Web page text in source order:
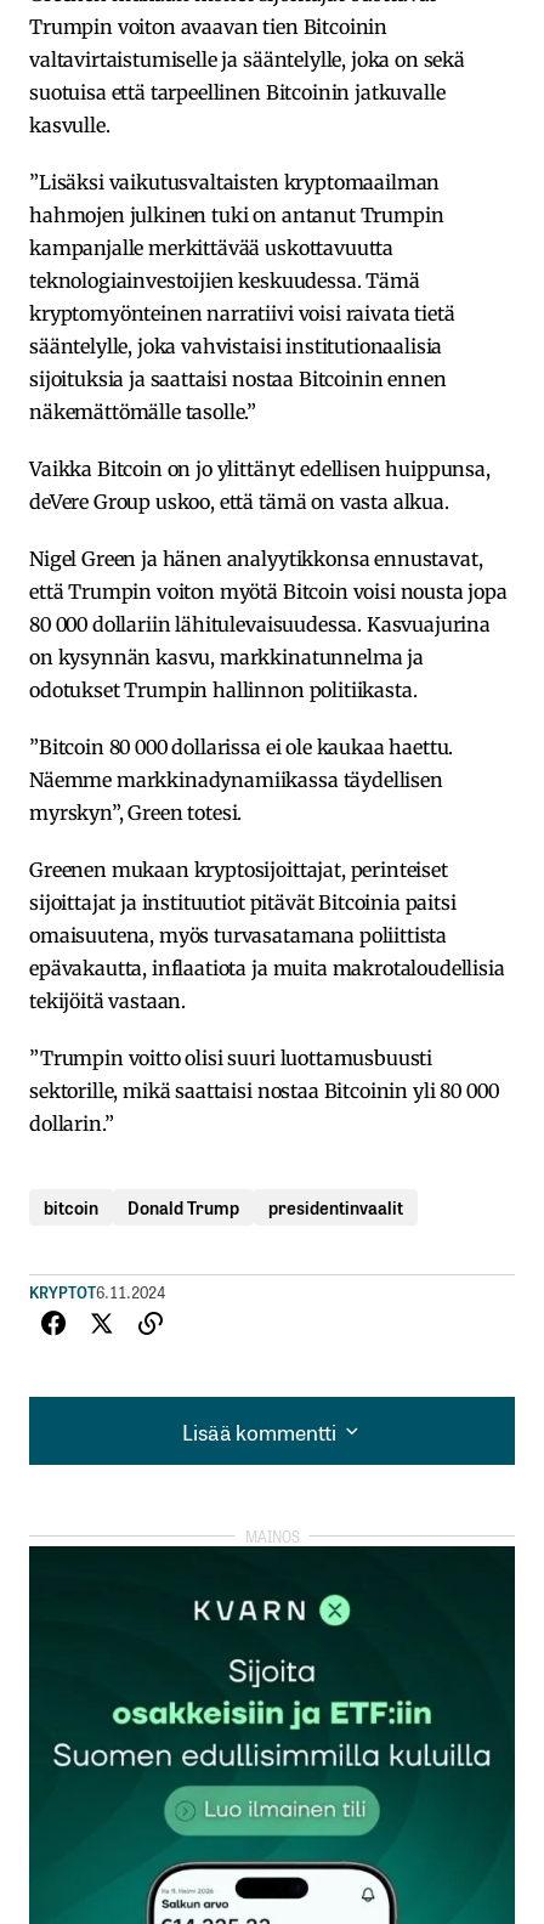
Trumpin voiton avaavan tien Bitcoinin
valtavirtaistumiselle ja sääntelylle, joka on sekä
suotuisa että tarpeellinen Bitcoinin jatkuvalle
kasvulle.
”Lisäksi vaikutusvaltaisten kryptomaailman
hahmojen julkinen tuki on antanut Trumpin
kampanjalle merkittävää uskottavuutta
teknologiainvestoijien keskuudessa. Tämä
kryptomyönteinen narratiivi voisi raivata tietä
sääntelylle, joka vahvistaisi institutionaalisia
sijoituksia ja saattaisi nostaa Bitcoinin ennen
näkemättömälle tasolle.”
Vaikka Bitcoin on jo ylittänyt edellisen huippunsa,
deVere Group uskoo, että tämä on vasta alkua.
Nigel Green ja hänen analyytikkonsa ennustavat,
että Trumpin voiton myötä Bitcoin voisi nousta jopa
80 000 dollariin lähitulevaisuudessa. Kasvuajurina
on kysynnän kasvu, markkinatunnelma ja
odotukset Trumpin hallinnon politiikasta.
”Bitcoin 80 000 dollarissa ei ole kaukaa haettu.
Näemme markkinadynamiikassa täydellisen
myrskyn”, Green totesi.
Greenen mukaan kryptosijoittajat, perinteiset
sijoittajat ja instituutiot pitävät Bitcoinia paitsi
omaisuutena, myös turvasatamana poliittista
epävakautta, inflaatiota ja muita makrotaloudellisia
tekijöitä vastaan.
”Trumpin voitto olisi suuri luottamusbuusti
sektorille, mikä saattaisi nostaa Bitcoinin yli 80 000
dollarin.”
bitcoin Donald Trump presidentinvaalit
KRYPTOT6.11.2024
Lisää kommentti
Lisää kommentti
kirjautua
rekisteröityä
Sähköpostiosoitettasi ei julkaista.Pakolliset
kentät on merkitty*
Kommentti*